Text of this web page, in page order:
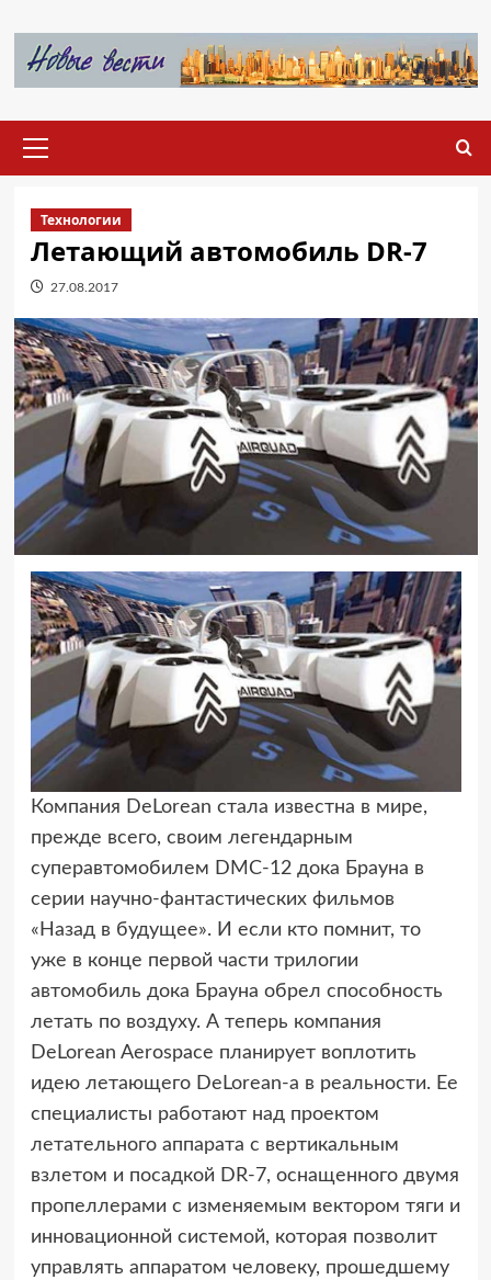
содержимому
меню
Технологии
Летающий автомобиль DR-7
27.08.2017
Компания DeLorean стала известна в мире,
прежде всего, своим легендарным
суперавтомобилем DMC-12 дока Брауна в
серии научно-фантастических фильмов
«Назад в будущее». И если кто помнит, то
уже в конце первой части трилогии
автомобиль дока Брауна обрел способность
летать по воздуху. А теперь компания
DeLorean Aerospace планирует воплотить
идею летающего DeLorean-а в реальности. Ее
специалисты работают над проектом
летательного аппарата с вертикальным
взлетом и посадкой DR-7, оснащенного двумя
пропеллерами с изменяемым вектором тяги и
инновационной системой, которая позволит
управлять аппаратом человеку, прошедшему